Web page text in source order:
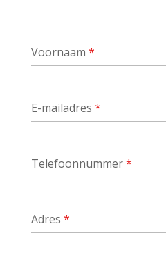
Voornaam *
E-mailadres *
Telefoonnummer*
Adres *